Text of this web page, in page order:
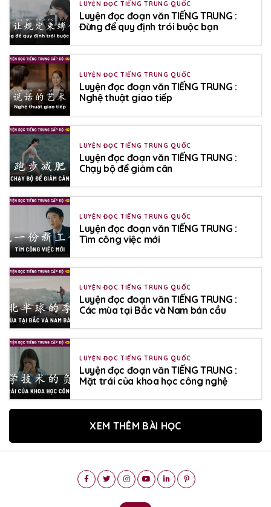
LUYỆN ĐỌC TIẾNG TRUNG QUỐC
Luyện đọc đoạn văn TIẾNG TRUNG :
Đừng để quy định trói buộc bạn
LUYỆN ĐỌC TIẾNG TRUNG QUỐC
Luyện đọc đoạn văn TIẾNG TRUNG :
Nghệ thuật giao tiếp
LUYỆN ĐỌC TIẾNG TRUNG QUỐC
Luyện đọc đoạn văn TIẾNG TRUNG :
Chạy bộ để giảm cân
LUYỆN ĐỌC TIẾNG TRUNG QUỐC
Luyện đọc đoạn văn TIẾNG TRUNG :
Tìm công việc mới
LUYỆN ĐỌC TIẾNG TRUNG QUỐC
Luyện đọc đoạn văn TIẾNG TRUNG :
Các mùa tại Bắc và Nam bán cầu
LUYỆN ĐỌC TIẾNG TRUNG QUỐC
Luyện đọc đoạn văn TIẾNG TRUNG :
Mặt trái của khoa học công nghệ
XEM THÊM BÀI HỌC